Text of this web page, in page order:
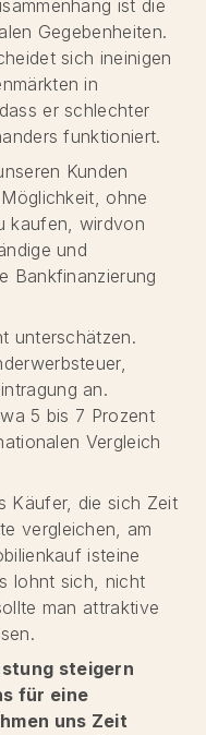
ist die
Gegebenheiten.
sich ineinigen
in
er schlechter
funktioniert.
Kunden
ohne
kaufen, wirdvon
und
Bankfinanzierung
unterschätzen.
an.
5 bis 7 Prozent
Vergleich
Käufer, die sich Zeit
vergleichen, am
isteine
lohnt sich, nicht
man attraktive
steigern
für eine
uns Zeit